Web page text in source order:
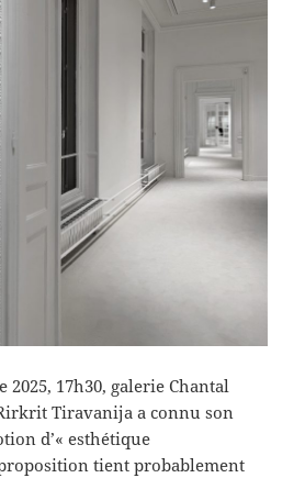
2025, 17h30, galerie Chantal
Tiravanija a connu son
d’« esthétique
tient probablement